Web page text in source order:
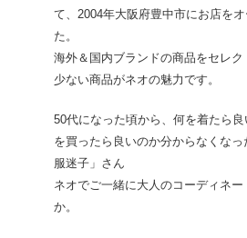
て、2004年大阪府豊中市にお店を
た。
海外＆国内ブランドの商品をセレ
少ない商品がネオの魅力です。
50代になった頃から、何を着たら
を買ったら良いのか分からなくな
服迷子」さん
ネオでご一緒に大人のコーディネー
か。